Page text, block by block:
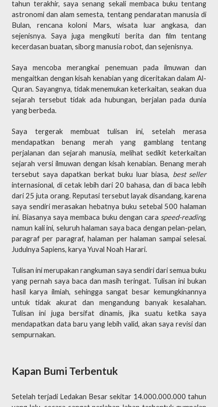
tahun terakhir, saya senang sekali membaca buku tentang
astronomi dan alam semesta, tentang pendaratan manusia di
Bulan, rencana koloni Mars, wisata luar angkasa, dan
sejenisnya. Saya juga mengikuti berita dan film tentang
kecerdasan buatan, siborg manusia robot, dan sejenisnya.
Saya mencoba merangkai penemuan pada ilmuwan dan
mengaitkan dengan kisah kenabian yang diceritakan dalam Al-
Quran. Sayangnya, tidak menemukan keterkaitan, seakan dua
sejarah tersebut tidak ada hubungan, berjalan pada dunia
yang berbeda.
Saya tergerak membuat tulisan ini, setelah merasa
mendapatkan benang merah yang gamblang tentang
perjalanan dan sejarah manusia, melihat sedikit keterkaitan
sejarah versi ilmuwan dengan kisah kenabian. Benang merah
tersebut saya dapatkan berkat buku luar biasa, best seller
internasional, di cetak lebih dari 20 bahasa, dan di baca lebih
dari 25 juta orang. Reputasi tersebut layak disandang, karena
saya sendiri merasakan hebatnya buku setebal 500 halaman
ini. Biasanya saya membaca buku dengan cara speed-reading,
namun kali ini, seluruh halaman saya baca dengan pelan-pelan,
paragraf per paragraf, halaman per halaman sampai selesai.
Judulnya Sapiens, karya Yuval Noah Harari.
Tulisan ini merupakan rangkuman saya sendiri dari semua buku
yang pernah saya baca dan masih teringat. Tulisan ini bukan
hasil karya ilmiah, sehingga sangat besar kemungkinannya
untuk tidak akurat dan mengandung banyak kesalahan.
Tulisan ini juga bersifat dinamis, jika suatu ketika saya
mendapatkan data baru yang lebih valid, akan saya revisi dan
sempurnakan.
Kapan Bumi Terbentuk
Setelah terjadi Ledakan Besar sekitar 14.000.000.000 tahun